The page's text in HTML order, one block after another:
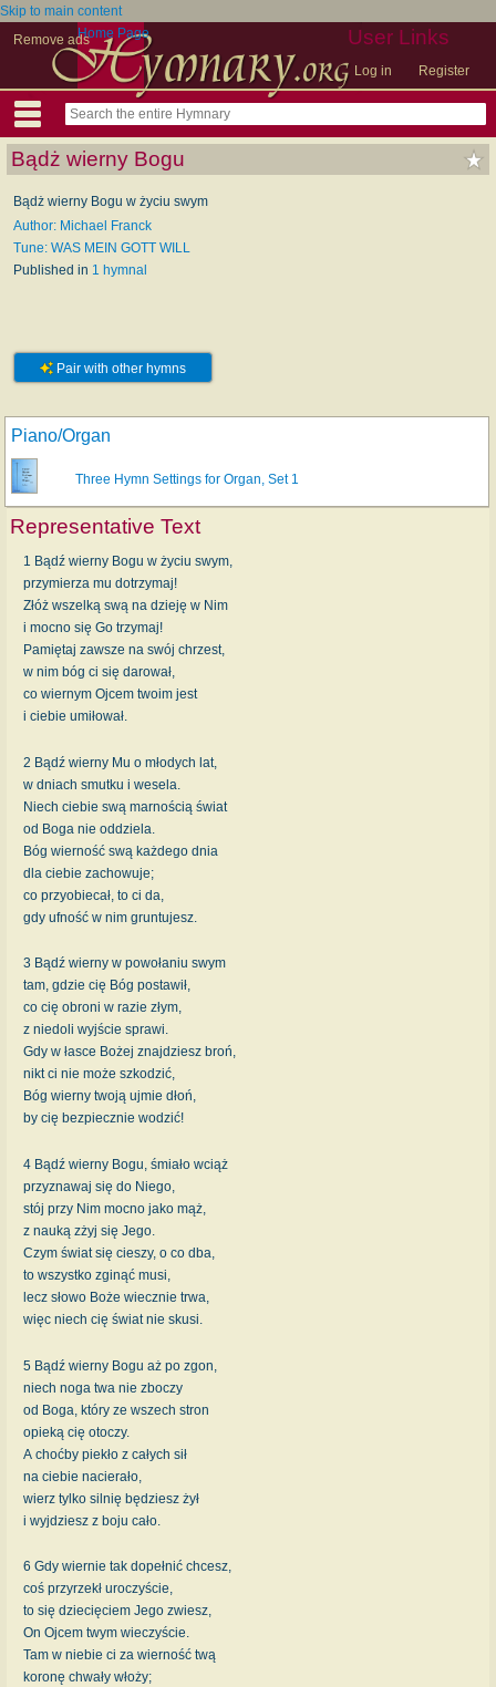
Skip to main content
Remove ads
User Links
Log in Register
Home Page
Bądż wierny Bogu
Bądż wierny Bogu w życiu swym
Author: Michael Franck
Tune: WAS MEIN GOTT WILL
Published in 1 hymnal
Pair with other hymns
Piano/Organ
Three Hymn Settings for Organ, Set 1
Representative Text
1 Bądź wierny Bogu w życiu swym,
przymierza mu dotrzymaj!
Złóż wszelką swą na dzieję w Nim
i mocno się Go trzymaj!
Pamiętaj zawsze na swój chrzest,
w nim bóg ci się darował,
co wiernym Ojcem twoim jest
i ciebie umiłował.
2 Bądź wierny Mu o młodych lat,
w dniach smutku i wesela.
Niech ciebie swą marnością świat
od Boga nie oddziela.
Bóg wierność swą każdego dnia
dla ciebie zachowuje;
co przyobiecał, to ci da,
gdy ufność w nim gruntujesz.
3 Bądź wierny w powołaniu swym
tam, gdzie cię Bóg postawił,
co cię obroni w razie złym,
z niedoli wyjście sprawi.
Gdy w łasce Bożej znajdziesz broń,
nikt ci nie może szkodzić,
Bóg wierny twoją ujmie dłoń,
by cię bezpiecznie wodzić!
4 Bądź wierny Bogu, śmiało wciąż
przyznawaj się do Niego,
stój przy Nim mocno jako mąż,
z nauką zżyj się Jego.
Czym świat się cieszy, o co dba,
to wszystko zginąć musi,
lecz słowo Boże wiecznie trwa,
więc niech cię świat nie skusi.
5 Bądź wierny Bogu aż po zgon,
niech noga twa nie zboczy
od Boga, który ze wszech stron
opieką cię otoczy.
A choćby piekło z całych sił
na ciebie nacierało,
wierz tylko silnię będziesz żył
i wyjdziesz z boju cało.
6 Gdy wiernie tak dopełnić chcesz,
coś przyrzekł uroczyście,
to się dziecięciem Jego zwiesz,
On Ojcem twym wieczyście.
Tam w niebie ci za wierność twą
koronę chwały włoży;